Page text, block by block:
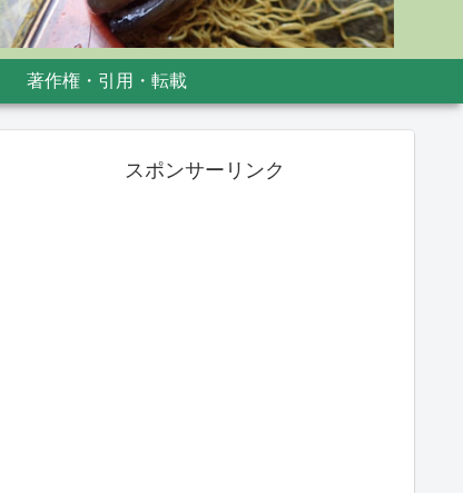
著作権・引用・転載
スポンサーリンク